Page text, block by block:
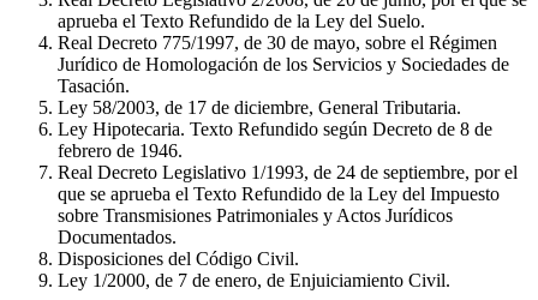
aprueba el Texto Refundido de la Ley del Suelo.
Real Decreto 775/1997, de 30 de mayo, sobre el Régimen
Jurídico de Homologación de los Servicios y Sociedades de
Tasación.
Ley 58/2003, de 17 de diciembre, General Tributaria.
Ley Hipotecaria. Texto Refundido según Decreto de 8 de
febrero de 1946.
Real Decreto Legislativo 1/1993, de 24 de septiembre, por el
que se aprueba el Texto Refundido de la Ley del Impuesto
sobre Transmisiones Patrimoniales y Actos Jurídicos
Documentados.
Disposiciones del Código Civil.
Ley 1/2000, de 7 de enero, de Enjuiciamiento Civil.